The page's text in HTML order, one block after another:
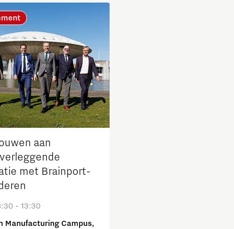
Micro and nano electronics
aan
met Brainport-
- 13:30
Manufacturing Campus,